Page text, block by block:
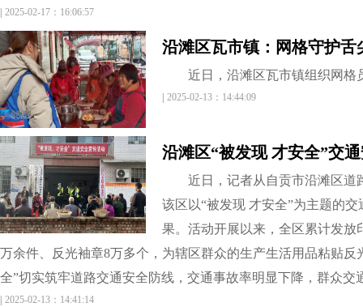
2025-02-17：16:06:57
近日，沿滩区瓦市镇组织网格
2025-02-13：14:44:09
沿滩区“被发现 才安全”交
近日，记者从自贡市沿滩区道
该区以“被发现 才安全”为主题的
果。活动开展以来，全区累计发放
万余件、反光袖章8万多个，为辖区群众的生产生活用品粘贴反
全”切实筑牢道路交通安全防线，交通事故率明显下降，群众交
2025-02-13：14:41:14